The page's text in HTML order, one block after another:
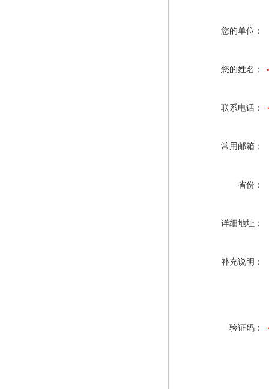
您的单位：
您的姓名：
联系电话：
常用邮箱：
省份：
详细地址：
补充说明：
验证码：